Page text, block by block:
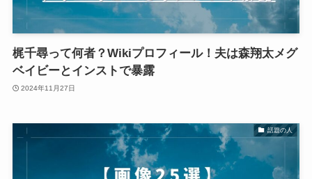
梶千尋って何者？Wikiプロフィール！夫は森翔太メグ
ベイビーとインストで暴露
2024年11月27日
話題の人